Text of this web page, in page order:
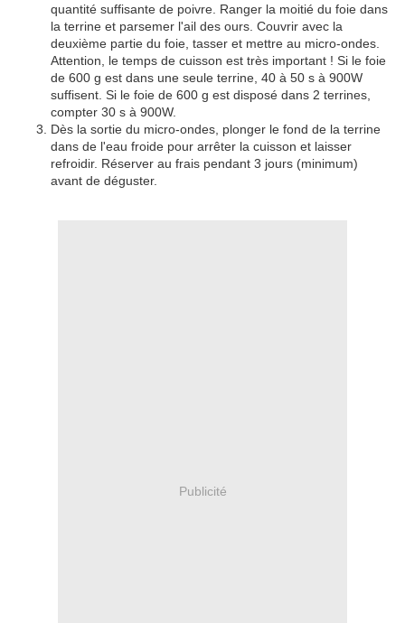
quantité suffisante de poivre. Ranger la moitié du foie dans
la terrine et parsemer l'ail des ours. Couvrir avec la
deuxième partie du foie, tasser et mettre au micro-ondes.
Attention, le temps de cuisson est très important ! Si le foie
de 600 g est dans une seule terrine, 40 à 50 s à 900W
suffisent. Si le foie de 600 g est disposé dans 2 terrines,
compter 30 s à 900W.
Dès la sortie du micro-ondes, plonger le fond de la terrine
dans de l'eau froide pour arrêter la cuisson et laisser
refroidir. Réserver au frais pendant 3 jours (minimum)
avant de déguster.
Publicité